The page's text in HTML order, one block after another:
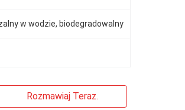
w wodzie, biodegradowalny
Rozmawiaj Teraz.